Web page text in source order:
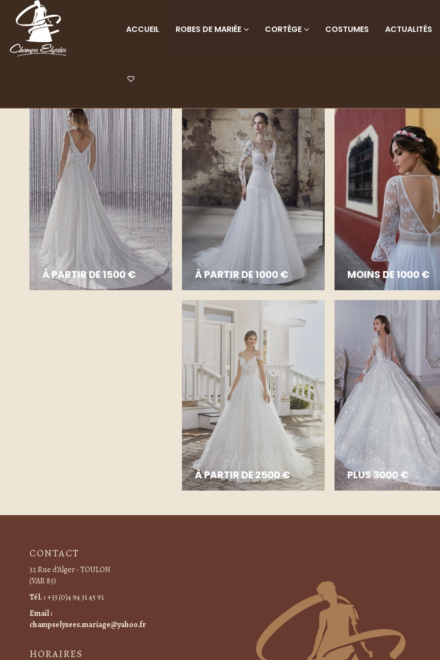
ACCUEIL ROBES DE MARIÉE CORTÈGE COSTUMES ACTUALITÉS
À PARTIR DE 1500 € À PARTIR DE 1000 € MOINS DE 1000 €
À PARTIR DE 2500 € PLUS 3000 €
CONTACT
32 Rue d’Alger - TOULON
(VAR 83)
Tél. :+33 (0)4 94 31 45 91
Email :
champselysees.mariage@yahoo.fr
HORAIRES